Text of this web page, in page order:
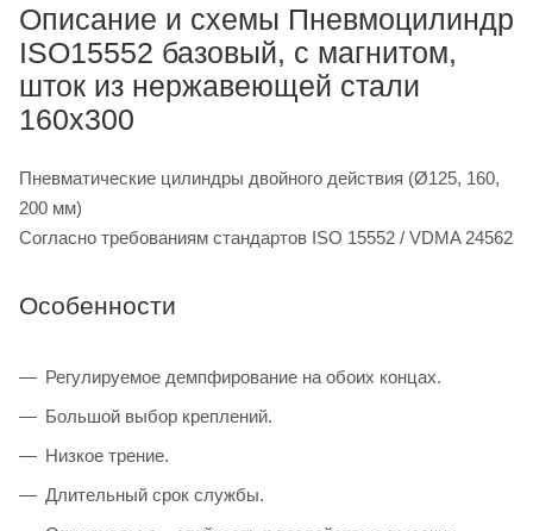
Описание и схемы Пневмоцилиндр
ISO15552 базовый, с магнитом,
шток из нержавеющей стали
160x300
Пневматические цилиндры двойного действия (Ø125, 160,
200 мм)
Согласно требованиям стандартов ISO 15552 / VDMA 24562
Особенности
Регулируемое демпфирование на обоих концах.
Большой выбор креплений.
Низкое трение.
Длительный срок службы.